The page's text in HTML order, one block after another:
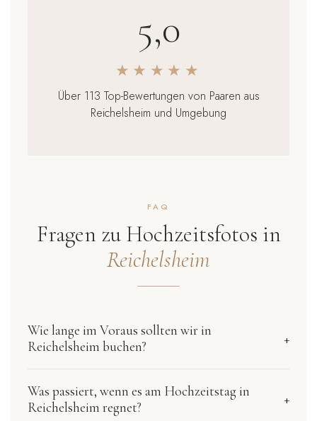
5,0
★★★★★
Über 113 Top-Bewertungen von Paaren aus
Reichelsheim und Umgebung
FAQ
Fragen zu Hochzeitsfotos in
Reichelsheim
Wie lange im Voraus sollten wir in
Reichelsheim buchen?
+
oft schon ein Jahr im Voraus ausgebucht. Für Freitage und
Samstage in der Hauptsaison empfiehlt sich eine Anfrage 9
Was passiert, wenn es am Hochzeitstag in
Reichelsheim regnet?
+